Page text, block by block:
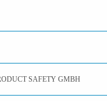
SAFETY GMBH